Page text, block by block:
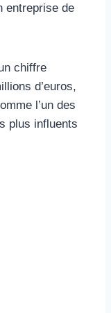
entreprise de
chiffre
d’euros,
l’un des
plus influents